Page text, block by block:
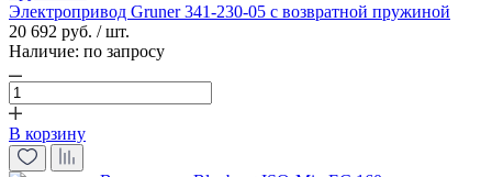
Электропривод Gruner 341-230-05 с возвратной пружиной
20 692 руб. / шт.
Наличие: по запросу
В корзину